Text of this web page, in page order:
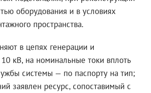
оборудования и в условиях
пространства.
в цепях генерации и
кВ, на номинальные токи вплоть
системы — по паспорту на тип;
заявлен ресурс, сопоставимый с